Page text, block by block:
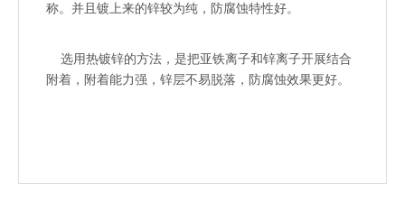
称。并且镀上来的锌较为纯，防腐蚀特性好。
选用热镀锌的方法，是把亚铁离子和锌离子开展结合
附着，附着能力强，锌层不易脱落，防腐蚀效果更好。